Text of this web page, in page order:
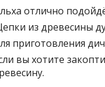
отлично
из древесины
приготовления
вы хотите